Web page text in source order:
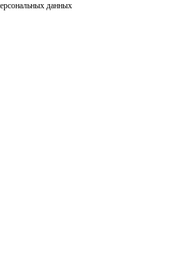
данных